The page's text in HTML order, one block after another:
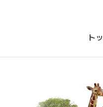
ト